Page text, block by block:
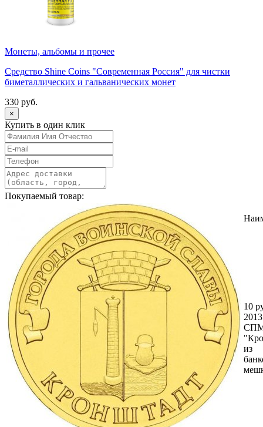
Монеты, альбомы и прочее
Средство Shine Coins "Современная Россия" для чистки
биметаллических и гальванических монет
330 руб.
×
Купить в один клик
Покупаемый товар:
10
из